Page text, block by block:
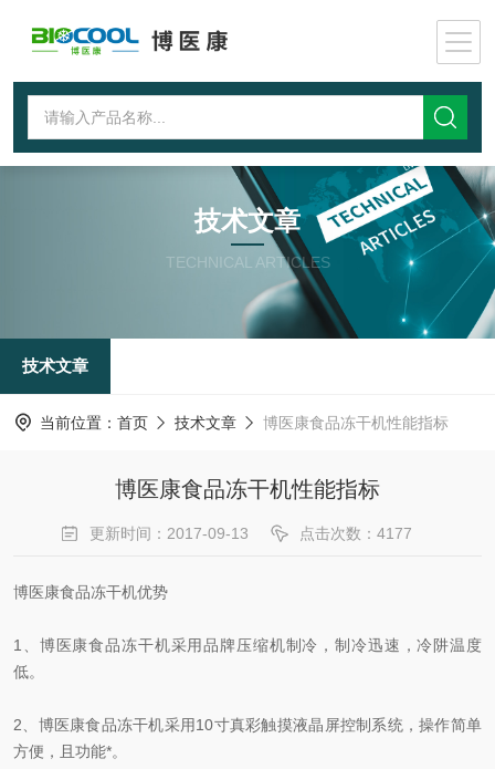
技术文章
TECHNICAL ARTICLES
技术文章
当前位置： 首页 技术文章 博医康食品冻干机性能指标
博医康食品冻干机性能指标
更新时间：2017-09-13 点击次数：4177
博医康食品冻干机优势
1、博医康食品冻干机采用品牌压缩机制冷，制冷迅速，冷阱温度
低。
2、博医康食品冻干机采用10寸真彩触摸液晶屏控制系统，操作简单
方便，且功能*。